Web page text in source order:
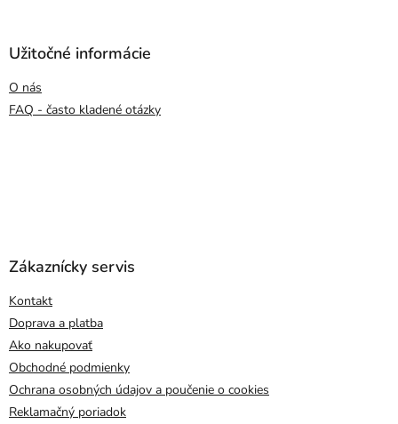
Užitočné informácie
O nás
FAQ - často kladené otázky
Zákaznícky servis
Kontakt
Doprava a platba
Ako nakupovať
Obchodné podmienky
Ochrana osobných údajov a poučenie o cookies
Reklamačný poriadok